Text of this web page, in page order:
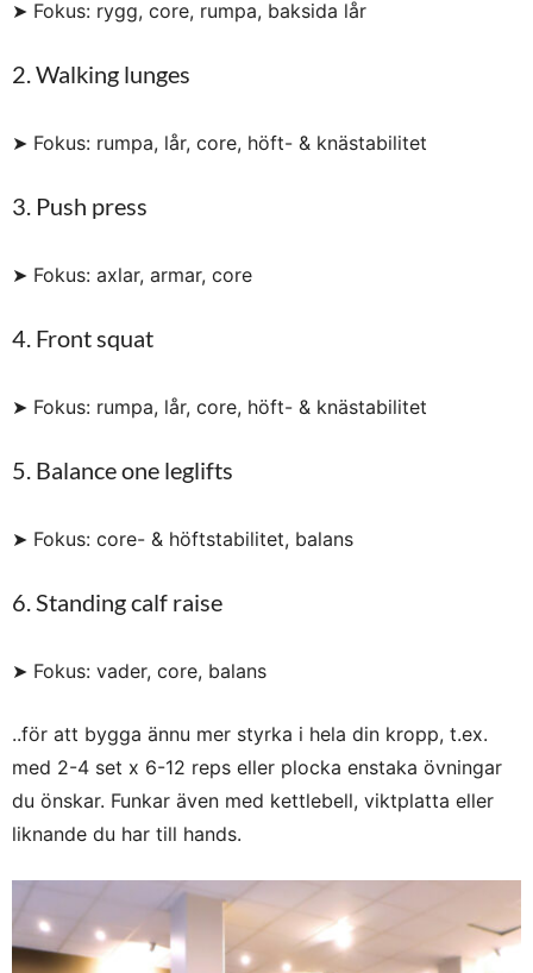
➤ Fokus: rygg, core, rumpa, baksida lår
2. Walking lunges
➤ Fokus: rumpa, lår, core, höft- & knästabilitet
3. Push press
➤ Fokus: axlar, armar, core
4. Front squat
➤ Fokus: rumpa, lår, core, höft- & knästabilitet
5. Balance one leglifts
➤ Fokus: core- & höftstabilitet, balans
6. Standing calf raise
➤ Fokus: vader, core, balans
..för att bygga ännu mer styrka i hela din kropp, t.ex.
med 2-4 set x 6-12 reps eller plocka enstaka övningar
du önskar. Funkar även med kettlebell, viktplatta eller
liknande du har till hands.